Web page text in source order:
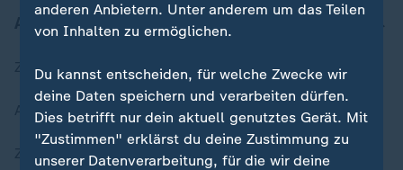
Aktuell bei ZDFheute
Zuletzt veröffentlicht
Aktuelle Sendungs-Videos
ZDFheute Stories
anderen Anbietern. Unter anderem um das Teilen
von Inhalten zu ermöglichen.
Du kannst entscheiden, für welche Zwecke wir
deine Daten speichern und verarbeiten dürfen.
Dies betrifft nur dein aktuell genutztes Gerät. Mit
"Zustimmen" erklärst du deine Zustimmung zu
unserer Datenverarbeitung, für die wir deine